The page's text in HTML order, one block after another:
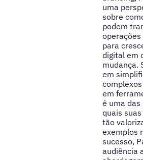
uma
sobre
podem
para
digital em
mudança.
em
em
é uma das
quais
tão
exemplos
sucesso,
audiência